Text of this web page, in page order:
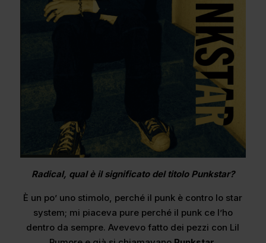
Radical, qual è il significato del titolo Punkstar?
È un po’ uno stimolo, perché il punk è contro lo star
system; mi piaceva pure perché il punk ce l’ho
dentro da sempre. Avevevo fatto dei pezzi con Lil